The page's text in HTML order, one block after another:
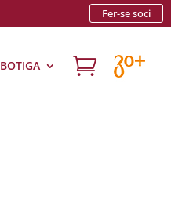
Fer-se soci
BOTIGA 